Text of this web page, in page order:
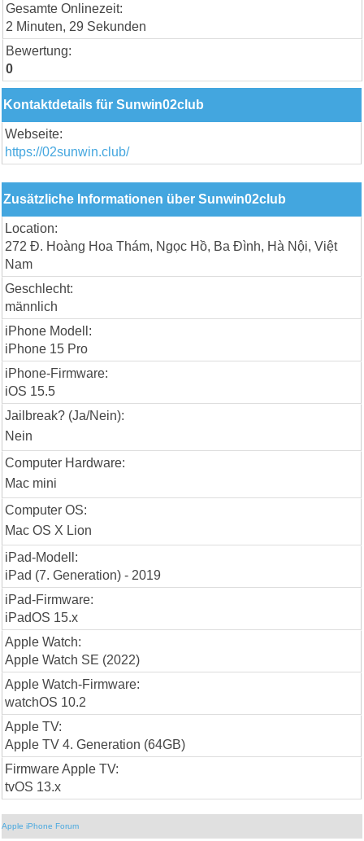
Gesamte Onlinezeit:
2 Minuten, 29 Sekunden
Bewertung:
0
Kontaktdetails für Sunwin02club
Webseite:
https://02sunwin.club/
Zusätzliche Informationen über Sunwin02club
Location:
272 Đ. Hoàng Hoa Thám, Ngọc Hồ, Ba Đình, Hà Nội, Việt
Nam
Geschlecht:
männlich
iPhone Modell:
iPhone 15 Pro
iPhone-Firmware:
iOS 15.5
Jailbreak? (Ja/Nein):
Nein
Computer Hardware:
Mac mini
Computer OS:
Mac OS X Lion
iPad-Modell:
iPad (7. Generation) - 2019
iPad-Firmware:
iPadOS 15.x
Apple Watch:
Apple Watch SE (2022)
Apple Watch-Firmware:
watchOS 10.2
Apple TV:
Apple TV 4. Generation (64GB)
Firmware Apple TV:
tvOS 13.x
Apple iPhone Forum